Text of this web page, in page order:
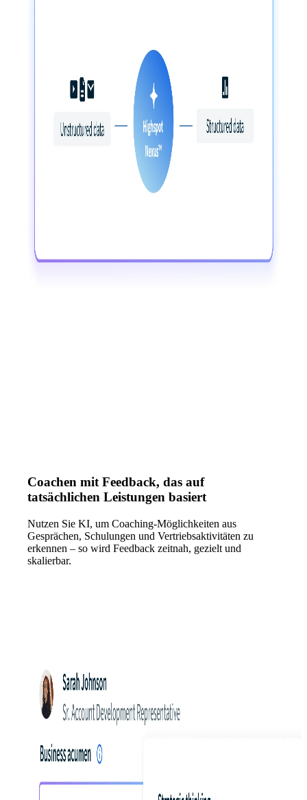
Coachen mit Feedback, das auf
tatsächlichen Leistungen basiert
Nutzen Sie KI, um Coaching-Möglichkeiten aus
Gesprächen, Schulungen und Vertriebsaktivitäten zu
erkennen – so wird Feedback zeitnah, gezielt und
skalierbar.